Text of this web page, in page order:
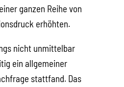
ganzen Reihe von
erhöhten.
nicht unmittelbar
ein allgemeiner
stattfand. Das